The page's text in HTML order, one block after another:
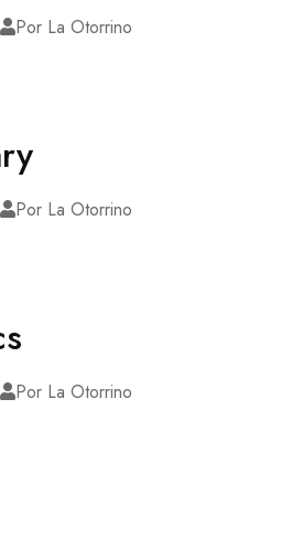
Por La Otorrino
Por La Otorrino
Por La Otorrino